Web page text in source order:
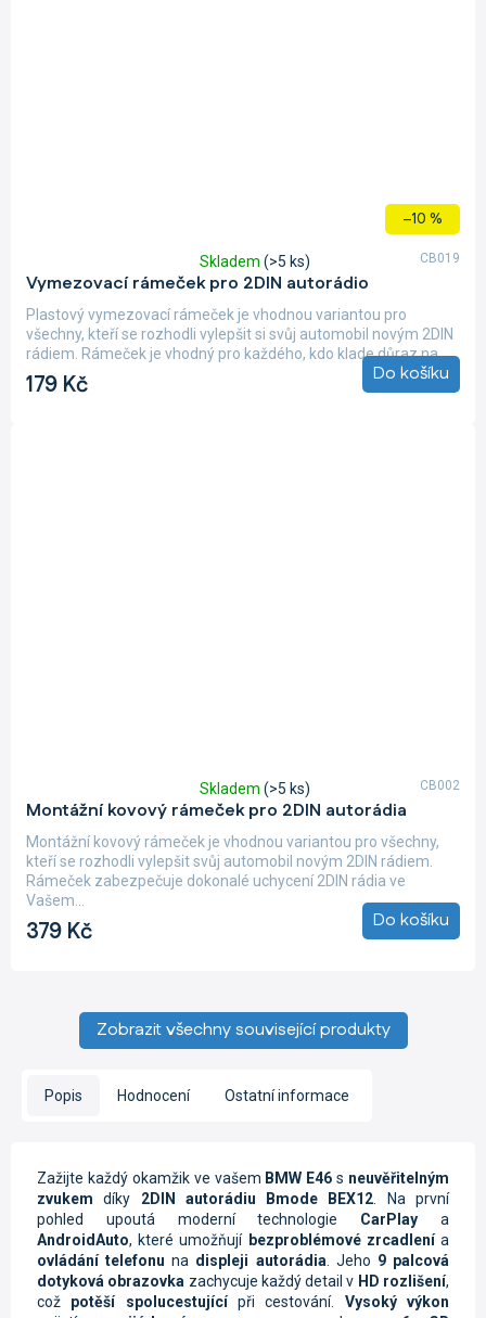
–10 %
Vymezovací rámeček pro 2DIN autorádio
hodnocení
produktu
je
5,0
5
Skladem (>5 ks)
179 Kč Do košíku
Plastový vymezovací rámeček je vhodnou variantou pro
všechny, kteří se rozhodli vylepšit si svůj automobil novým 2DIN
rádiem. Rámeček je vhodný pro každého, kdo klade důraz na...
CB019
Montážní kovový rámeček pro 2DIN autorádia
hodnocení
produktu
je
5,0
z
hvězdiček.
Skladem (>5 ks)
379 Kč Do košíku
Montážní kovový rámeček je vhodnou variantou pro všechny,
kteří se rozhodli vylepšit svůj automobil novým 2DIN rádiem.
Rámeček zabezpečuje dokonalé uchycení 2DIN rádia ve
Vašem...
CB002
Zobrazit všechny související produkty
Popis Hodnocení Ostatní informace
Zažijte každý okamžik ve vašem BMW E46 s neuvěřitelným
zvukem díky 2DIN autorádiu Bmode BEX12 . Na první
pohled upoutá moderní technologie CarPlay a
AndroidAuto, které umožňují bezproblémové zrcadlenía
ovládání telefonu na displeji autorádia . Jeho 9 palcová
dotyková obrazovka zachycuje každý detail v HD rozlišení,
což potěší spolucestujícípři cestování. Vysoký výkon